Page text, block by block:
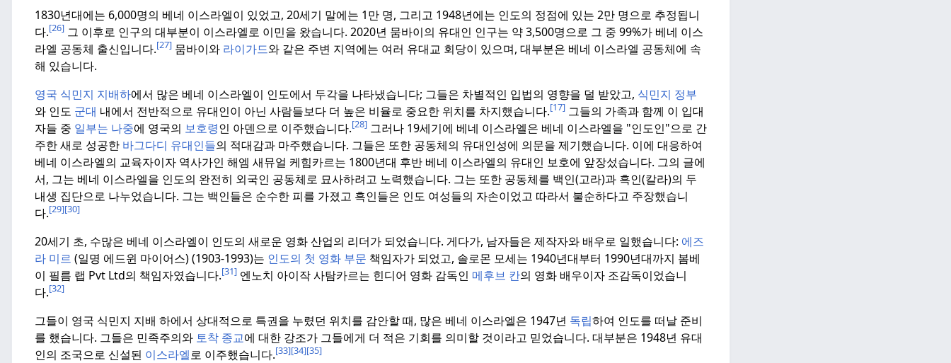
1830년대에는 6,000명의 베네 이스라엘이 있었고, 20세기 말에는 1만 명, 그리고 1948년에는 인도의 정점에 있는 2만 명으로 추정됩니
다.[26] 그 이후로 인구의 대부분이 이스라엘로 이민을 왔습니다. 2020년 뭄바이의 유대인 인구는 약 3,500명으로 그 중 99%가 베네 이스
라엘 공동체 출신입니다.[27] 뭄바이와 라이가드와 같은 주변 지역에는 여러 유대교 회당이 있으며, 대부분은 베네 이스라엘 공동체에 속
해 있습니다.
영국 식민지 지배하에서 많은 베네 이스라엘이 인도에서 두각을 나타냈습니다; 그들은 차별적인 입법의 영향을 덜 받았고, 식민지 정부
와 인도 군대 내에서 전반적으로 유대인이 아닌 사람들보다 더 높은 비율로 중요한 위치를 차지했습니다.[17] 그들의 가족과 함께 이 입대
자들 중 일부는 나중에 영국의 보호령인 아덴으로 이주했습니다.[28] 그러나 19세기에 베네 이스라엘은 베네 이스라엘을 "인도인"으로 간
주한 새로 성공한 바그다디 유대인들의 적대감과 마주했습니다. 그들은 또한 공동체의 유대인성에 의문을 제기했습니다. 이에 대응하여
베네 이스라엘의 교육자이자 역사가인 해엠 새뮤얼 케힘카르는 1800년대 후반 베네 이스라엘의 유대인 보호에 앞장섰습니다. 그의 글에
서, 그는 베네 이스라엘을 인도의 완전히 외국인 공동체로 묘사하려고 노력했습니다. 그는 또한 공동체를 백인(고라)과 흑인(칼라)의 두
내생 집단으로 나누었습니다. 그는 백인들은 순수한 피를 가졌고 흑인들은 인도 여성들의 자손이었고 따라서 불순하다고 주장했습니
다.[29][30]
20세기 초, 수많은 베네 이스라엘이 인도의 새로운 영화 산업의 리더가 되었습니다. 게다가, 남자들은 제작자와 배우로 일했습니다: 에즈
라 미르 (일명 에드윈 마이어스) (1903-1993)는 인도의 첫 영화 부문 책임자가 되었고, 솔로몬 모세는 1940년대부터 1990년대까지 봄베
이 필름 랩 Pvt Ltd의 책임자였습니다.[31] 엔노치 아이작 사탐카르는 힌디어 영화 감독인 메후브 칸의 영화 배우이자 조감독이었습니
다.[32]
그들이 영국 식민지 지배 하에서 상대적으로 특권을 누렸던 위치를 감안할 때, 많은 베네 이스라엘은 1947년 독립하여 인도를 떠날 준비
를 했습니다. 그들은 민족주의와 토착 종교에 대한 강조가 그들에게 더 적은 기회를 의미할 것이라고 믿었습니다. 대부분은 1948년 유대
인의 조국으로 신설된 이스라엘로 이주했습니다.[33][34][35]